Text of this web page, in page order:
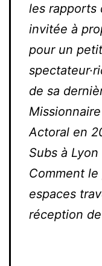
les rapports
invitée à
pour un
de sa
Actoral en
Subs à
Comment
espaces
réception